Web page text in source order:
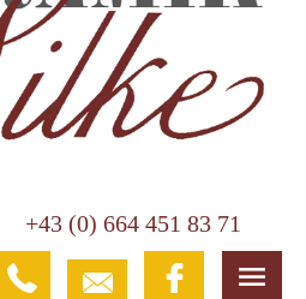
+43 (0) 664 451 83 71